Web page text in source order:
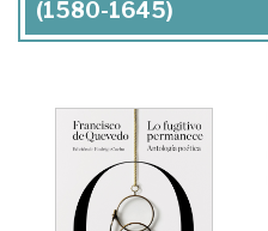
(1580-1645)